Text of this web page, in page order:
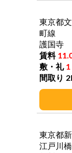
東京都
町線
護国寺
1
東京都
江戸川橋